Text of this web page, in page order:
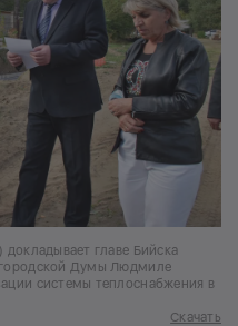
главе Бийска
городской Думы Людмиле
системы теплоснабжения в
Скачать